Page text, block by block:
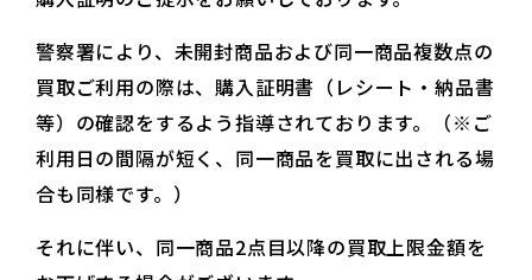
警察署により、未開封商品および同一商品複数点の
買取ご利用の際は、購入証明書（レシート・納品書
等）の確認をするよう指導されております。（※ご
利用日の間隔が短く、同一商品を買取に出される場
合も同様です。）
それに伴い、同一商品2点目以降の買取上限金額を